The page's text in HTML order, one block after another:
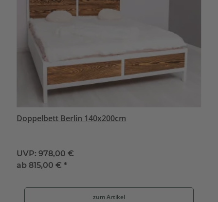
Doppelbett Berlin 140x200cm
UVP: 978,00 €
ab 815,00 € *
zum Artikel